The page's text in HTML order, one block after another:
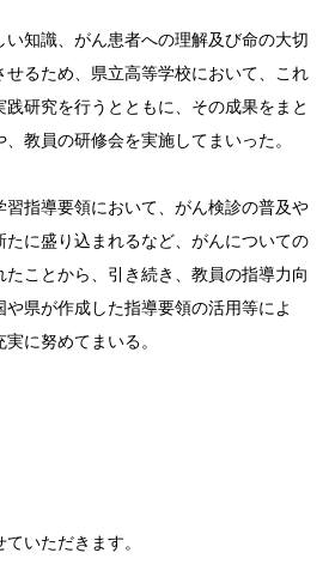
知識、がん患者への理解及び命の大切
せるため、県立高等学校において、これ
践研究を行うとともに、その成果をまと
教員の研修会を実施してまいった。
習指導要領において、がん検診の普及や
に盛り込まれるなど、がんについての
ことから、引き続き、教員の指導力向
や県が作成した指導要領の活用等によ
に努めてまいる。
いただきます。